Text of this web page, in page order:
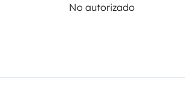
No autorizado